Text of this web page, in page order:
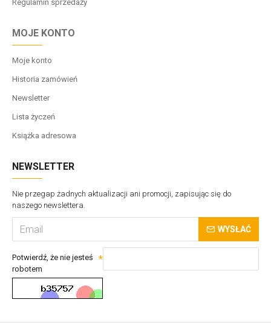
Regulamin sprzedaży
MOJE KONTO
Moje konto
Historia zamówień
Newsletter
Lista życzeń
Książka adresowa
NEWSLETTER
Nie przegap żadnych aktualizacji ani promocji, zapisując się do
naszego newslettera.
WYSŁAĆ
Potwierdź, że nie jesteś
robotem